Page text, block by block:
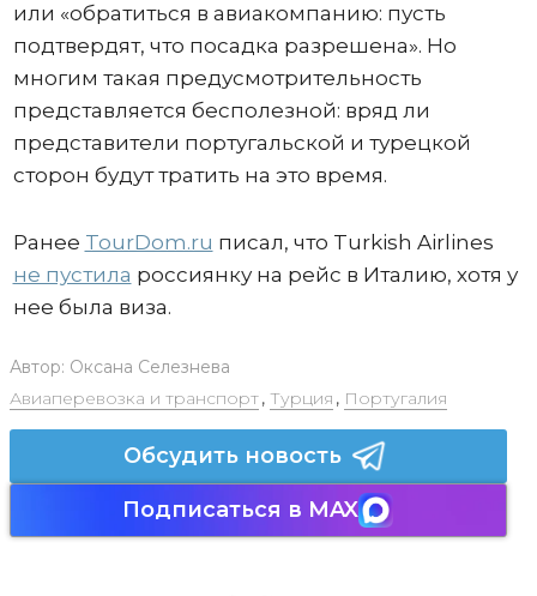
или «обратиться в авиакомпанию: пусть
подтвердят, что посадка разрешена». Но
многим такая предусмотрительность
представляется бесполезной: вряд ли
представители португальской и турецкой
сторон будут тратить на это время.
Ранее TourDom.ru писал, что Turkish Airlines
не пустила россиянку на рейс в Италию, хотя у
нее была виза.
Автор: Оксана Селезнева
Авиаперевозка и транспорт, Турция , Португалия
Обсудить новость
Подписаться в MAX